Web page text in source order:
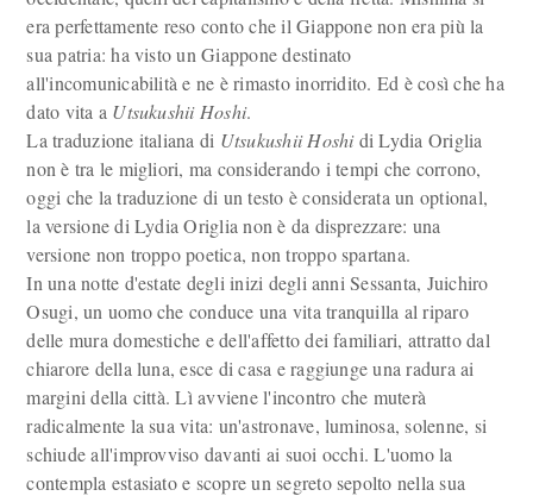
era perfettamente reso conto che il Giappone non era più la
sua patria: ha visto un Giappone destinato
all'incomunicabilità e ne è rimasto inorridito. Ed è così che ha
dato vita a Utsukushii Hoshi.
La traduzione italiana di Utsukushii Hoshidi Lydia Origlia
non è tra le migliori, ma considerando i tempi che corrono,
oggi che la traduzione di un testo è considerata un optional,
la versione di Lydia Origlia non è da disprezzare: una
versione non troppo poetica, non troppo spartana.
In una notte d'estate degli inizi degli anni Sessanta, Juichiro
Osugi, un uomo che conduce una vita tranquilla al riparo
delle mura domestiche e dell'affetto dei familiari, attratto dal
chiarore della luna, esce di casa e raggiunge una radura ai
margini della città. Lì avviene l'incontro che muterà
radicalmente la sua vita: un'astronave, luminosa, solenne, si
schiude all'improvviso davanti ai suoi occhi. L'uomo la
contempla estasiato e scopre un segreto sepolto nella sua